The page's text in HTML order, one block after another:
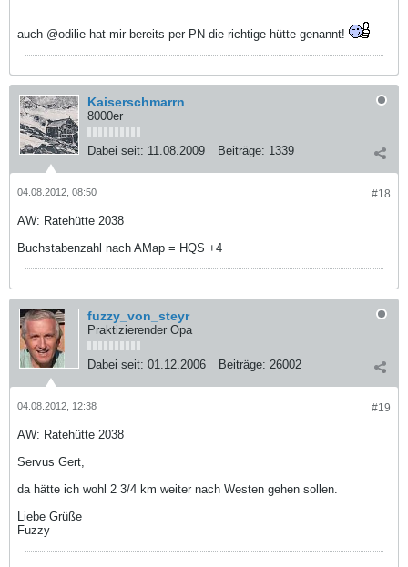
auch @odilie hat mir bereits per PN die richtige hütte genannt!
Kaiserschmarrn
8000er
Dabei seit: 11.08.2009 Beiträge: 1339
#18
04.08.2012, 08:50
AW: Ratehütte 2038
Buchstabenzahl nach AMap = HQS +4
fuzzy_von_steyr
Praktizierender Opa
Dabei seit: 01.12.2006 Beiträge: 26002
#19
04.08.2012, 12:38
AW: Ratehütte 2038
Servus Gert,
da hätte ich wohl 2 3/4 km weiter nach Westen gehen sollen.
Liebe Grüße
Fuzzy